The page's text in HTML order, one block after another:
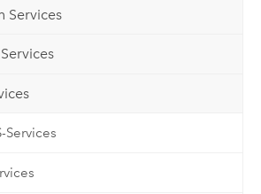
Services
Services